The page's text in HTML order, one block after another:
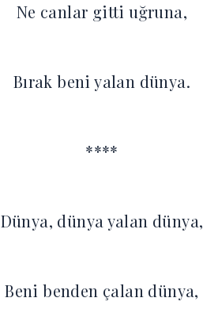
Ne canlar gitti uğruna,
Bırak beni yalan dünya.
****
Dünya, dünya yalan dünya,
Beni benden çalan dünya,